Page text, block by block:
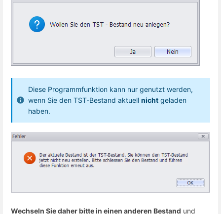
Diese Programmfunktion kann nur genutzt werden,
wenn Sie den TST-Bestand aktuell nicht geladen
haben.
Wechseln Sie daher bitte in einen anderen Bestand und